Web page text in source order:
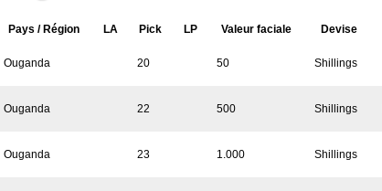
Pays / Région LA Pick LP Valeur faciale Devise
Ouganda 20 50 Shillings
Ouganda 22 500 Shillings
Ouganda 23 1.000 Shillings